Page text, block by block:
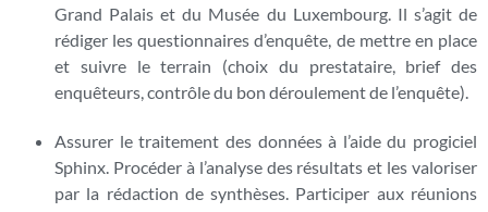
Grand Palais et du Musée du Luxembourg. Il s’agit de
rédiger les questionnaires d’enquête, de mettre en place
et suivre le terrain (choix du prestataire, brief des
enquêteurs, contrôle du bon déroulement de l’enquête).
Assurer le traitement des données à l’aide du progiciel
Sphinx. Procéder à l’analyse des résultats et les valoriser
par la rédaction de synthèses. Participer aux réunions